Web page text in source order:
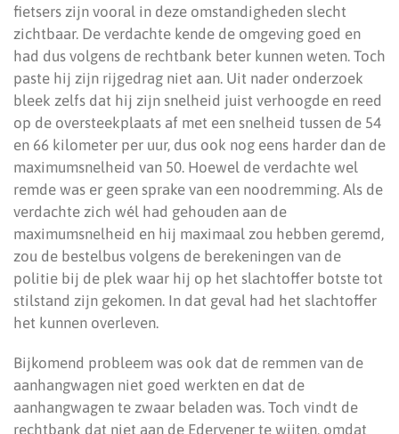
fietsers zijn vooral in deze omstandigheden slecht
zichtbaar. De verdachte kende de omgeving goed en
had dus volgens de rechtbank beter kunnen weten. Toch
paste hij zijn rijgedrag niet aan. Uit nader onderzoek
bleek zelfs dat hij zijn snelheid juist verhoogde en reed
op de oversteekplaats af met een snelheid tussen de 54
en 66 kilometer per uur, dus ook nog eens harder dan de
maximumsnelheid van 50. Hoewel de verdachte wel
remde was er geen sprake van een noodremming. Als de
verdachte zich wél had gehouden aan de
maximumsnelheid en hij maximaal zou hebben geremd,
zou de bestelbus volgens de berekeningen van de
politie bij de plek waar hij op het slachtoffer botste tot
stilstand zijn gekomen. In dat geval had het slachtoffer
het kunnen overleven.
Bijkomend probleem was ook dat de remmen van de
aanhangwagen niet goed werkten en dat de
aanhangwagen te zwaar beladen was. Toch vindt de
rechtbank dat niet aan de Edervener te wijten, omdat